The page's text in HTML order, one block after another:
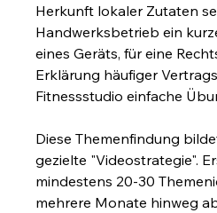
Herkunft lokaler Zutaten
Handwerksbetrieb ein
eines Geräts, für eine
Erklärung häufiger
Fitnessstudio einfache
Diese Themenfindung
gezielte "Videostrategie".
mindestens 20-30
mehrere Monate hinweg